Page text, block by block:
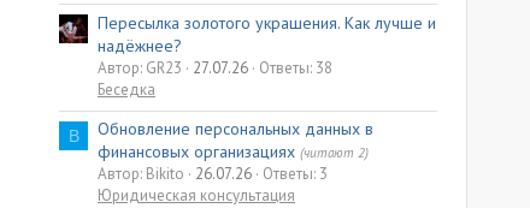
Пересылка золотого украшения. Как лучше и
надёжнее?
Автор: GR23 27.07.26 Ответы: 38
Беседка
B
Обновление персональных данных в
финансовых организациях (читают 2)
Автор: Bikito 26.07.26 Ответы: 3
Юридическая консультация